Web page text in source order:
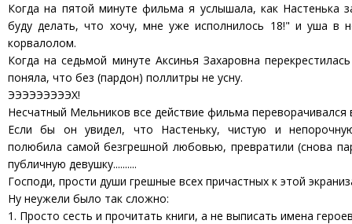
Когда на пятой минуте фильма я услышала, как Настенька
буду делать, что хочу, мне уже исполнилось 18!" и уша в
корвалолом.
Когда на седьмой минуте Аксинья Захаровна
поняла, что без (пардон) поллитры не усну.
ЭЭЭЭЭЭЭЭЭХ!
Несчатный Мельников все действие фильма переворачивался
Если бы он увидел, что Настеньку, чистую и
полюбила самой безгрешной любовью, превратили (снова
публичную девушку..........
Господи, прости души грешные всех причастных к этой
Ну неужели было так сложно:
1. Просто сесть и прочитать книги, а не выписать имена